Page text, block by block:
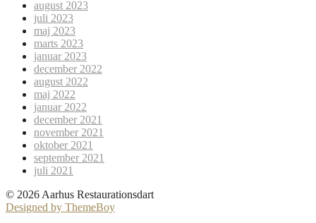
august 2023
juli 2023
maj 2023
marts 2023
januar 2023
december 2022
august 2022
maj 2022
januar 2022
december 2021
november 2021
oktober 2021
september 2021
juli 2021
© 2026 Aarhus Restaurationsdart
Designed by ThemeBoy